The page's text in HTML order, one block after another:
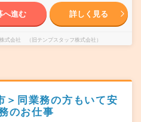
へ進む 詳しく見る
式会社 （旧テンプスタッフ株式会社）
＞同業務の方もいて安
のお仕事